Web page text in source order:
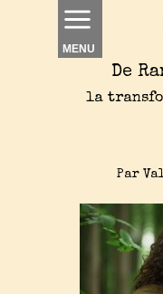
MENU
De
la
Par